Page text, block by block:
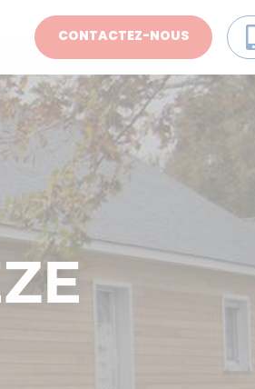
CONTACTEZ-NOUS